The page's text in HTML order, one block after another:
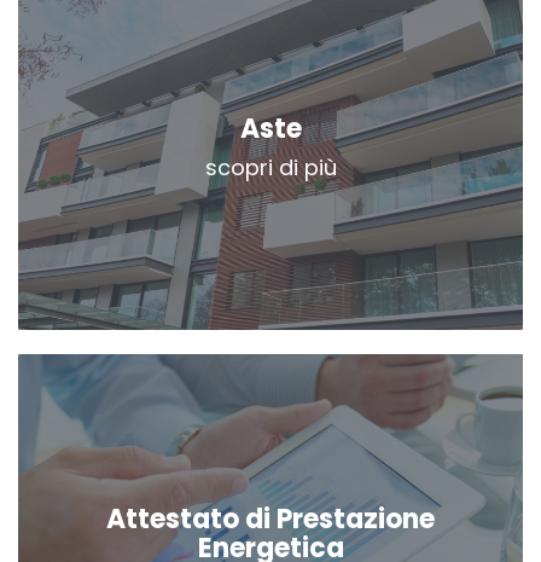
Aste
scopri di più
Attestato di Prestazione
Energetica